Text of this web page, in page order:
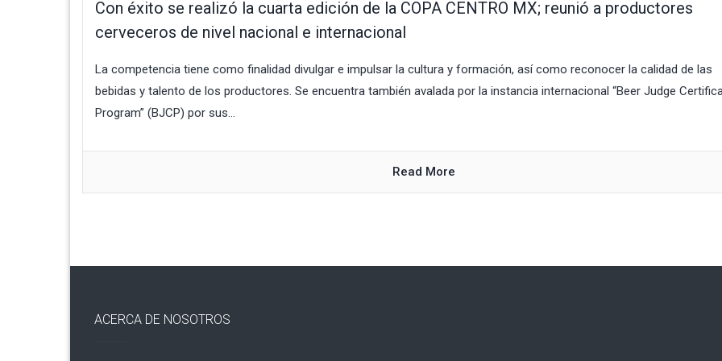
Con éxito se realizó la cuarta edición de la COPA CENTRO MX; reunió a productores
cerveceros de nivel nacional e internacional
La competencia tiene como finalidad divulgar e impulsar la cultura y formación, así como reconocer la calidad de las
bebidas y talento de los productores. Se encuentra también avalada por la instancia internacional “Beer Judge
Program” (BJCP) por sus...
Read More
ACERCA DE NOSOTROS